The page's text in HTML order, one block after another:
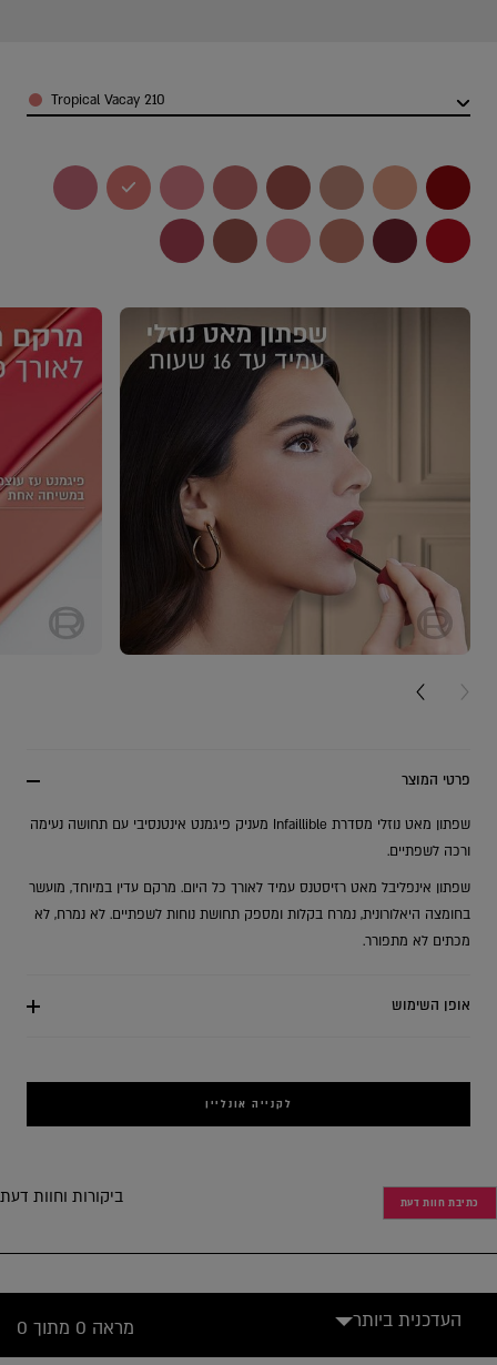
210 Tropical Vacay
NEXT CARD
פרטי המוצר
שפתון מאט נוזלי מסדרת Infaillible מעניק פיגמנט אינטנסיבי עם תחושה נעימה
ורכה לשפתיים.
שפתון אינפליבל מאט רזיסטנס עמיד לאורך כל היום. מרקם עדין במיוחד, מועשר
בחומצה היאלורונית, נמרח בקלות ומספק תחושת נוחות לשפתיים. לא נמרח, לא
מכתים לא מתפורר.
אופן השימוש
לקנייה אונליין
ביקורות וחוות דעת כתיבת חוות דעת
מראה 0 מתוך 0 העדכנית ביותר